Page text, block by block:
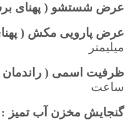
عرض شستشو ( پهنای
عرض پارویی مکش (
میلیمتر
ظرفیت اسمی ( راندمان
ساعت
گنجایش مخزن آب تمیز :